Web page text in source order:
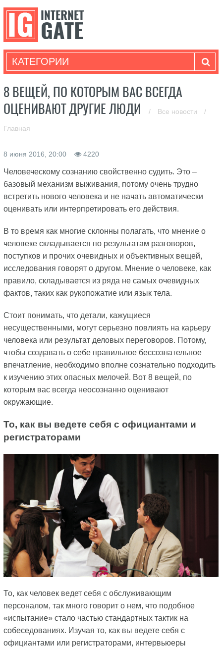
КАТЕГОРИИ
8 ВЕЩЕЙ, ПО КОТОРЫМ ВАС ВСЕГДА
ОЦЕНИВАЮТ ДРУГИЕ ЛЮДИ
/ Все новости /
Главная
8 июня 2016, 20:00 4220
Человеческому сознанию свойственно судить. Это –
базовый механизм выживания, потому очень трудно
встретить нового человека и не начать автоматически
оценивать или интерпретировать его действия.
В то время как многие склонны полагать, что мнение о
человеке складывается по результатам разговоров,
поступков и прочих очевидных и объективных вещей,
исследования говорят о другом. Мнение о человеке, как
правило, складывается из ряда не самых очевидных
фактов, таких как рукопожатие или язык тела.
Стоит понимать, что детали, кажущиеся
несущественными, могут серьезно повлиять на карьеру
человека или результат деловых переговоров. Потому,
чтобы создавать о себе правильное бессознательное
впечатление, необходимо вполне сознательно подходить
к изучению этих опасных мелочей. Вот 8 вещей, по
которым вас всегда неосознанно оценивают
окружающие.
То, как вы ведете себя с официантами и
регистраторами
То, как человек ведет себя с обслуживающим
персоналом, так много говорит о нем, что подобное
«испытание» стало частью стандартных тактик на
собеседованиях. Изучая то, как вы ведете себя с
официантами или регистраторами, интервьюеры